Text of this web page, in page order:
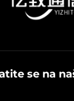
se na